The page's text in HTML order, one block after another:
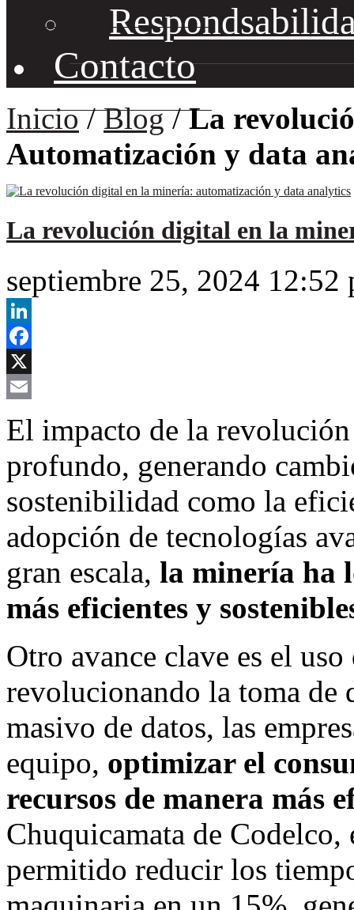
Contacto
Inicio/Blog/La
Automatización y data
La revolución digital en la
septiembre 25, 2024 12:52
LinkedIn
Facebook
X
El impacto de la
profundo, generando
sostenibilidad como la
adopción de tecnologías
gran escala, la minería ha
más eficientes y
Otro avance clave es el
revolucionando la toma de
masivo de datos, las
equipo, optimizar el
recursos de manera más
Chuquicamata de
permitido reducir los